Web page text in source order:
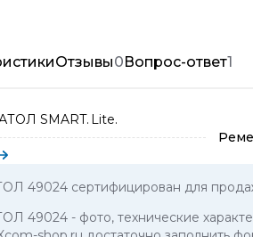
Отзывы0Вопрос-ответ1
SMART. Lite.
49024 сертифицирован для
49024 - фото, технические